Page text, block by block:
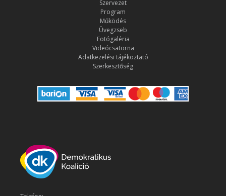
Szervezet
Program
Működés
Üvegzseb
Fotógaléria
Videócsatorna
Adatkezelési tájékoztató
Szerkesztőség